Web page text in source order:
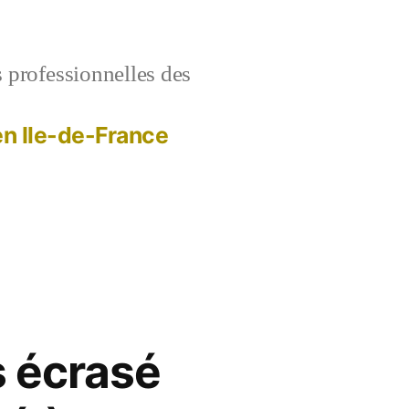
des
Ile-de-France
écrasé